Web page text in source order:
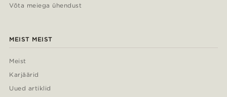
Võta meiega ühendust
MEIST MEIST
Meist
Karjäärid
Uued artiklid